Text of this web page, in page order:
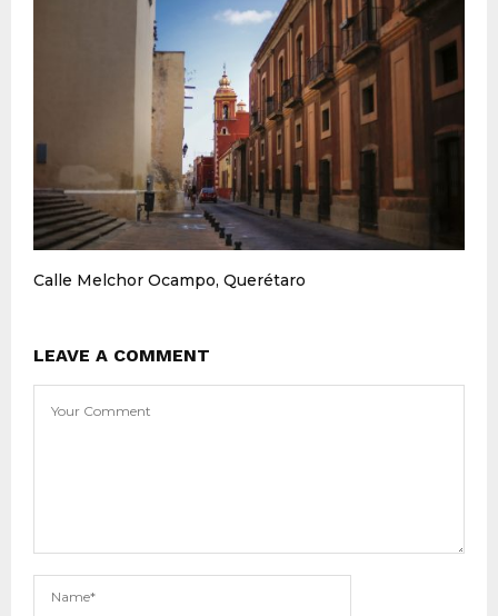
Calle Melchor Ocampo, Querétaro
LEAVE A COMMENT